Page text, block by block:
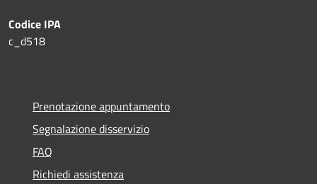
Codice IPA
c_d518
Prenotazione appuntamento
Segnalazione disservizio
FAQ
Richiedi assistenza